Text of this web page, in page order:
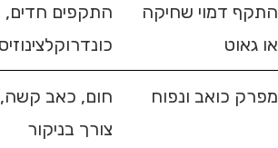
התקף דמוי שחיקה
או גאוט
התקפים חדים,
מפרק כואב ונפוח
חום, כאב קשה,
צורך בניקור